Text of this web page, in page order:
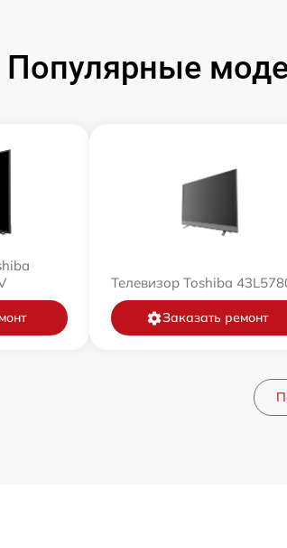
Популярные
Телевизор Toshiba
Заказать ремонт